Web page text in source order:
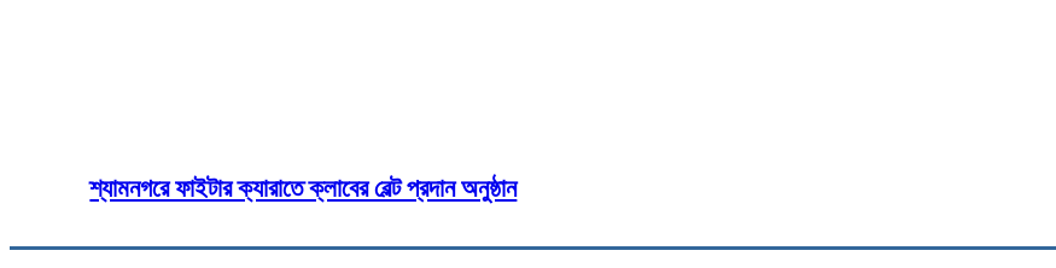
শ্যামনগরে ফাইটার ক্যারাতে ক্লাবের বেল্ট প্রদান অনুষ্ঠান